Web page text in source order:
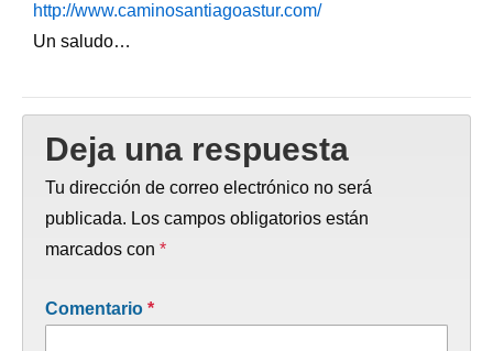
http://www.caminosantiagoastur.com/
Un saludo…
Deja una respuesta
Tu dirección de correo electrónico no será
publicada. Los campos obligatorios están
marcados con *
Comentario *